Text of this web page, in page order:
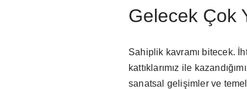
Gelecek Çok
Sahiplik kavramı bitecek.
kattıklarımız ile
sanatsal gelişimler ve